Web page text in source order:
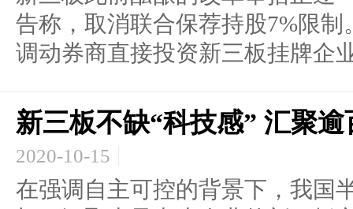
告称，取消联合保荐持股7%限
调动券商直接投资新三板挂牌企
新三板不缺“科技感” 汇聚
2020-10-15
在强调自主可控的背景下，我国